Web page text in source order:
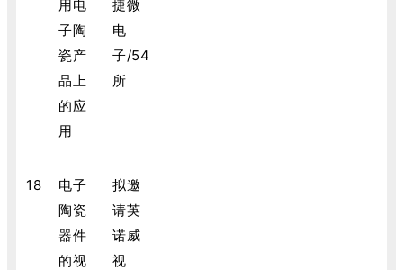
用电
子陶
瓷产
品上
的应
用
捷微
电
子/54
所
18
电子
陶瓷
器件
的视
拟邀
请英
诺威
视